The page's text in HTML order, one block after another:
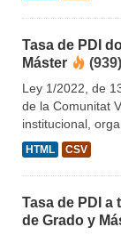
Tasa de PDI
Máster
(939)
Ley 1/2022, de
de la Comunitat
institucional,
HTML CSV
Tasa de PDI
de Grado y